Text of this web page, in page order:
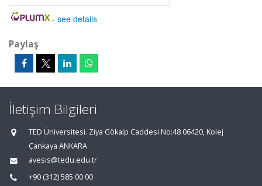
- see details
Paylaş
İletişim Bilgileri
TED Üniversitesi. Ziya Gökalp Caddesi No:48 06420, Kolej
Çankaya ANKARA
avesis@tedu.edu.tr
+90 (312) 585 00 00